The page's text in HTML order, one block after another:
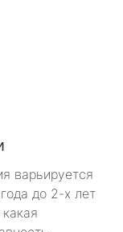
варьируется
до 2-х лет